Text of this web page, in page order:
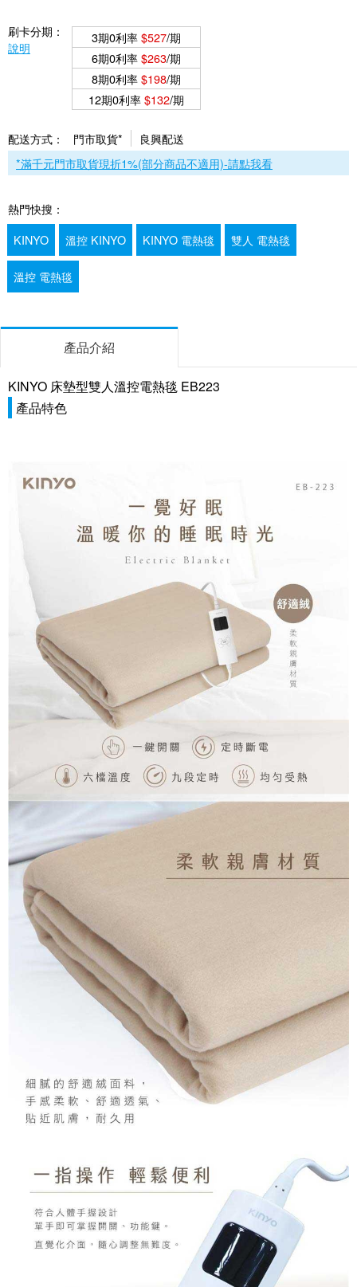
刷卡分期：
說明
3期0利率$527/期
6期0利率$263/期
8期0利率$198/期
12期0利率$132/期
配送方式： 門市取貨*
良興配送
*滿千元門市取貨現折1%(部分商品不適用)-請點我看
熱門快搜：
KINYO
溫控 KINYO KINYO 電熱毯 雙人 電熱毯
溫控 電熱毯
產品介紹
KINYO 床墊型雙人溫控電熱毯 EB223
產品特色